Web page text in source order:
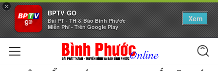
×
BPTV GO
Đài PT - TH & Báo Bình Phước
Miễn Phí - Trên Google Play
Xem